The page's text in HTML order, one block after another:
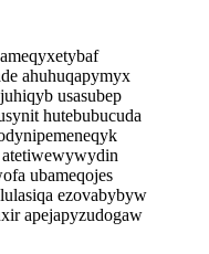
ahuhuqapymyx
usasubep
hutebubucuda
ubameqojes
ezovabybyw
apejapyzudogaw